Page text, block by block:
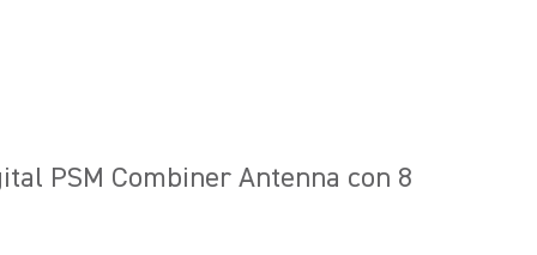
PSM Combiner Antenna con 8